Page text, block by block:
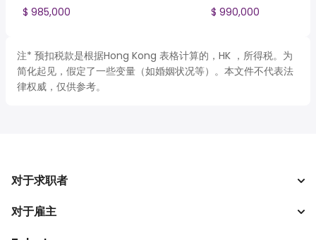
$ 985,000
$ 990,000
注* 预扣税款是根据Hong Kong 表格计算的，HK ，所得税。为
简化起见，假定了一些变量（如婚姻状况等）。本文件不代表法
律权威，仅供参考。
对于求职者
搜索工作
对于雇主